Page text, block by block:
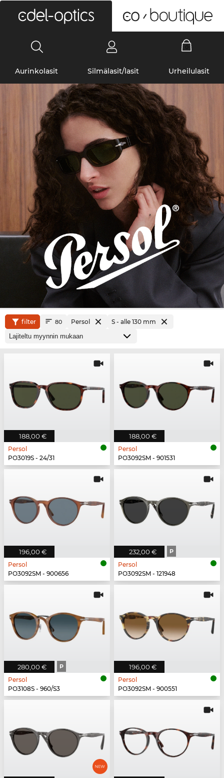
Aurinkolasit Silmälasit/lasit Urheilulasit
filter 80 Persol S - alle 130 mm
188,00 €
Persol
PO3019S - 24/31
188,00 €
Persol
PO3092SM - 901531
196,00 €
Persol
PO3092SM - 900656
232,00 € P
Persol
PO3092SM - 121948
280,00 € P
Persol
PO3108S - 960/S3
196,00 €
Persol
PO3092SM - 900551